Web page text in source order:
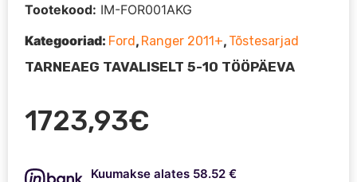
1723,93€
Kuumakse alates 58.52 €
Tootekood: IM-FOR001AKG
Kategooriad: Ford, Ranger 2011+, Tõstesarjad
TARNEAEG TAVALISELT 5-10 TÖÖPÄEVA